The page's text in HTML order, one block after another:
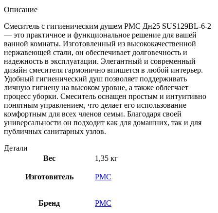
Описание
Смеситель с гигиеническим душем РМС Дн25 SUS129BL-6-2
— это практичное и функциональное решение для вашей
ванной комнаты. Изготовленный из высококачественной
нержавеющей стали, он обеспечивает долговечность и
надежность в эксплуатации. Элегантный и современный
дизайн смесителя гармонично впишется в любой интерьер.
Удобный гигиенический душ позволяет поддерживать
личную гигиену на высоком уровне, а также облегчает
процесс уборки. Смеситель оснащен простым и интуитивно
понятным управлением, что делает его использование
комфортным для всех членов семьи. Благодаря своей
универсальности он подходит как для домашних, так и для
публичных санитарных узлов.
Детали
Вес
1,35 кг
Изготовитель РМС
Бренд РМС